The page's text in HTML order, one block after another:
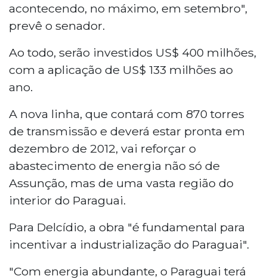
acontecendo, no máximo, em setembro",
prevê o senador.
Ao todo, serão investidos US$ 400 milhões,
com a aplicação de US$ 133 milhões ao
ano.
A nova linha, que contará com 870 torres
de transmissão e deverá estar pronta em
dezembro de 2012, vai reforçar o
abastecimento de energia não só de
Assunção, mas de uma vasta região do
interior do Paraguai.
Para Delcídio, a obra "é fundamental para
incentivar a industrialização do Paraguai".
"Com energia abundante, o Paraguai terá